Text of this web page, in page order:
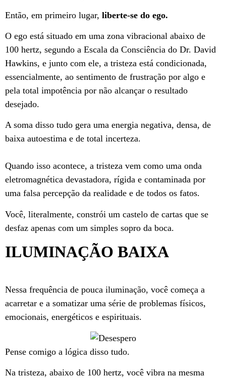
Então, em primeiro lugar, liberte-se do ego.
O ego está situado em uma zona vibracional abaixo de
100 hertz, segundo a Escala da Consciência do Dr. David
Hawkins, e junto com ele, a tristeza está condicionada,
essencialmente, ao sentimento de frustração por algo e
pela total impotência por não alcançar o resultado
desejado.
A soma disso tudo gera uma energia negativa, densa, de
baixa autoestima e de total incerteza.
Quando isso acontece, a tristeza vem como uma onda
eletromagnética devastadora, rígida e contaminada por
uma falsa percepção da realidade e de todos os fatos.
Você, literalmente, constrói um castelo de cartas que se
desfaz apenas com um simples sopro da boca.
ILUMINAÇÃO BAIXA
Nessa frequência de pouca iluminação, você começa a
acarretar e a somatizar uma série de problemas físicos,
emocionais, energéticos e espirituais.
Pense comigo a lógica disso tudo.
Na tristeza, abaixo de 100 hertz, você vibra na mesma